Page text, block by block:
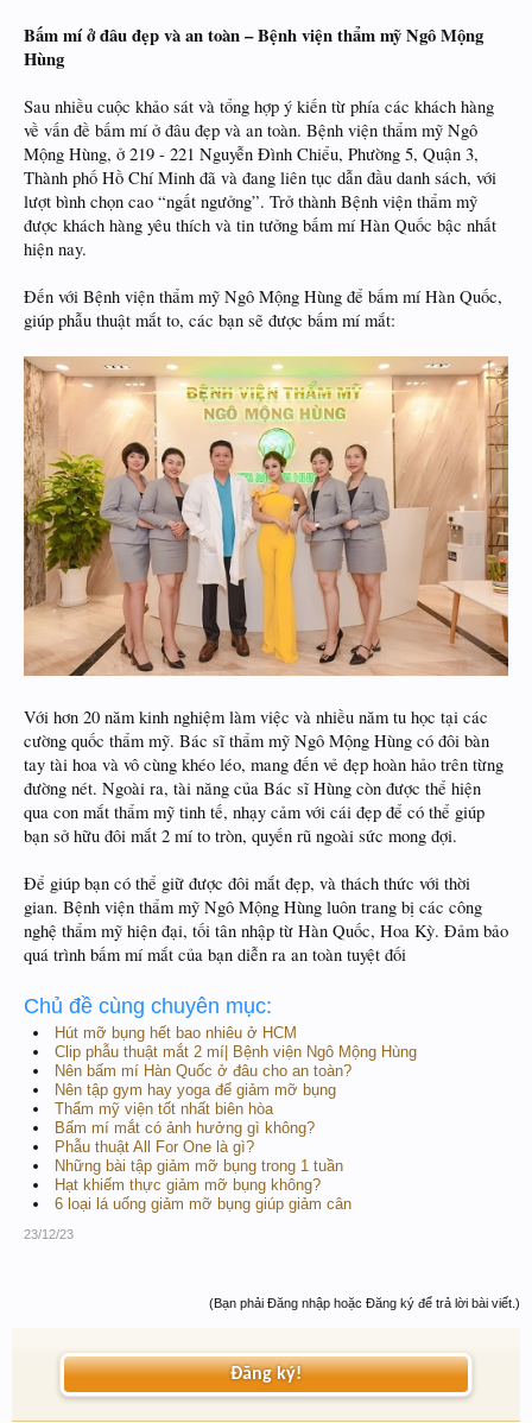
Bấm mí ở đâu đẹp và an toàn – Bệnh viện thẩm mỹ Ngô Mộng
Hùng
Sau nhiều cuộc khảo sát và tổng hợp ý kiến từ phía các khách hàng
về vấn đề bấm mí ở đâu đẹp và an toàn. Bệnh viện thẩm mỹ Ngô
Mộng Hùng, ở 219 - 221 Nguyễn Đình Chiểu, Phường 5, Quận 3,
Thành phố Hồ Chí Minh đã và đang liên tục dẫn đầu danh sách, với
lượt bình chọn cao “ngất ngưởng”. Trở thành Bệnh viện thẩm mỹ
được khách hàng yêu thích và tin tưởng bấm mí Hàn Quốc bậc nhất
hiện nay.
Đến với Bệnh viện thẩm mỹ Ngô Mộng Hùng để bấm mí Hàn Quốc,
giúp phẫu thuật mắt to, các bạn sẽ được bấm mí mắt:
Với hơn 20 năm kinh nghiệm làm việc và nhiều năm tu học tại các
cường quốc thẩm mỹ. Bác sĩ thẩm mỹ Ngô Mộng Hùng có đôi bàn
tay tài hoa và vô cùng khéo léo, mang đến vẻ đẹp hoàn hảo trên từng
đường nét. Ngoài ra, tài năng của Bác sĩ Hùng còn được thể hiện
qua con mắt thẩm mỹ tinh tế, nhạy cảm với cái đẹp để có thể giúp
bạn sở hữu đôi mắt 2 mí to tròn, quyến rũ ngoài sức mong đợi.
Để giúp bạn có thể giữ được đôi mắt đẹp, và thách thức với thời
gian. Bệnh viện thẩm mỹ Ngô Mộng Hùng luôn trang bị các công
nghệ thẩm mỹ hiện đại, tối tân nhập từ Hàn Quốc, Hoa Kỳ. Đảm bảo
quá trình bấm mí mắt của bạn diễn ra an toàn tuyệt đối
Chủ đề cùng chuyên mục:
Hút mỡ bụng hết bao nhiêu ở HCM
Clip phẫu thuật mắt 2 mí| Bệnh viện Ngô Mộng Hùng
Nên bấm mí Hàn Quốc ở đâu cho an toàn?
Nên tập gym hay yoga để giảm mỡ bụng
Thẩm mỹ viện tốt nhất biên hòa
Bấm mí mắt có ảnh hưởng gì không?
Phẫu thuật All For One là gì?
Những bài tập giảm mỡ bụng trong 1 tuần
Hạt khiếm thực giảm mỡ bụng không?
6 loại lá uống giảm mỡ bụng giúp giảm cân
23/12/23
(Bạn phải Đăng nhập hoặc Đăng ký để trả lời bài viết.)
Đăng ký!